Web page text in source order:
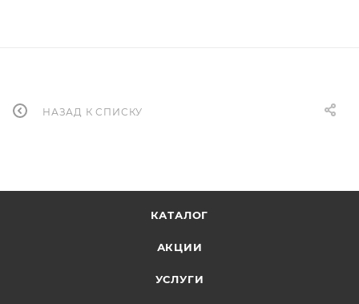
НАЗАД К СПИСКУ
КАТАЛОГ
АКЦИИ
УСЛУГИ